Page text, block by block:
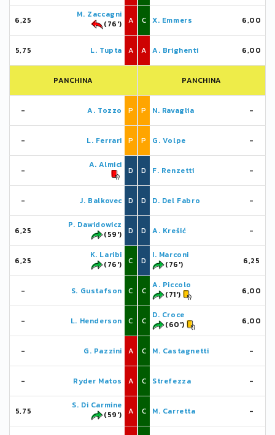
6,25
M. Zaccagni
(76')
A
5,75 L. Tupta A
PANCHINA
- A. Tozzo P
- L. Ferrari P
-
A. Almici
D
- J. Balkovec D
6,25
P. Dawidowicz
(59')
D
6,25
K. Laribi
(76')
C
- S. Gustafson C
- L. Henderson C
- G. Pazzini A
- Ryder Matos A
5,75
S. Di Carmine
(59')
A
C X. Emmers 6,00
A A. Brighenti 6,00
PANCHINA
P N. Ravaglia -
P G. Volpe -
D F. Renzetti -
D D. Del Fabro -
D A. Krešić -
D
I. Marconi
(76')
6,25
C
A. Piccolo
(71')
6,00
C
D. Croce
(60')
6,00
C M. Castagnetti -
C Strefezza -
C M. Carretta -